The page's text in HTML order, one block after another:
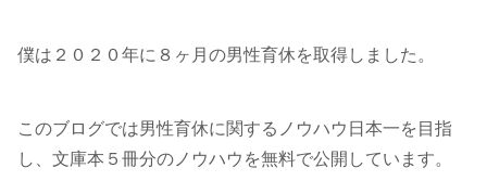
僕は２０２０年に８ヶ月の男性育休を取得しました。
このブログでは男性育休に関するノウハウ日本一を目指
し、文庫本５冊分のノウハウを無料で公開しています。